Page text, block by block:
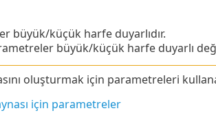
büyük/küçük harfe duyarlıdır.
büyük/küçük harfe duyarlı
oluşturmak için parametreleri
için parametreler